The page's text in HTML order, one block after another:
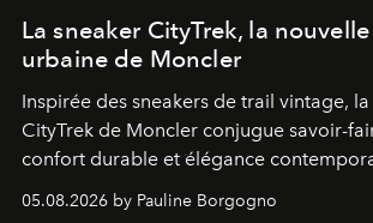
La sneaker CityTrek, la
urbaine de Moncler
Inspirée des sneakers de trail vintage,
CityTrek de Moncler conjugue savoir-
confort durable et élégance
accompagner les explorations du
05.08.2026 by Pauline Borgogno